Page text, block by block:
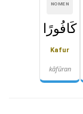
NOMEN
كَافُورًا
Kafur
kāfūran